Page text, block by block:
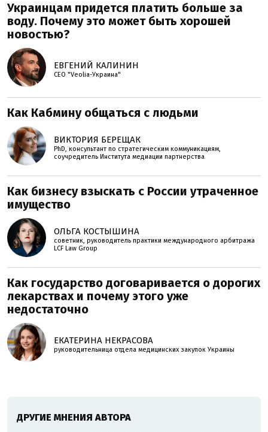
Украинцам придется платить больше за
воду. Почему это может быть хорошей
новостью?
ЕВГЕНИЙ КАЛИНИН
СЕО "Veolia-Украина"
Как Кабмину общаться с людьми
ВИКТОРИЯ БЕРЕЩАК
PhD, консультант по стратегическим коммуникациям,
соучредитель Института медиации партнерства
Как бизнесу взыскать с России утраченное
имущество
ОЛЬГА КОСТЫШИНА
советник, руководитель практики международного арбитража
LCF Law Group
Как государство договаривается о дорогих
лекарствах и почему этого уже
недостаточно
ЕКАТЕРИНА НЕКРАСОВА
руководительница отдела медицинских закупок Украины
ДРУГИЕ МНЕНИЯ АВТОРА